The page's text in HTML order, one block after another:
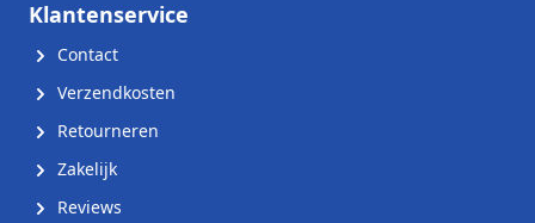
Klantenservice
Contact
Verzendkosten
Retourneren
Zakelijk
Reviews